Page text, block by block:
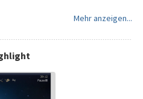
Mehr anzeigen...